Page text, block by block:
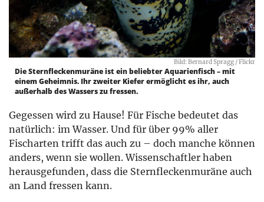
Bild: Bernard Spragg / Flickr
Die Sternfleckenmuräne ist ein beliebter Aquarienfisch – mit
einem Geheimnis. Ihr zweiter Kiefer ermöglicht es ihr, auch
außerhalb des Wassers zu fressen.
Gegessen wird zu Hause! Für Fische bedeutet das
natürlich: im Wasser. Und für über 99% aller
Fischarten trifft das auch zu – doch manche können
anders, wenn sie wollen. Wissenschaftler haben
herausgefunden, dass die Sternfleckenmuräne auch
an Land fressen kann.